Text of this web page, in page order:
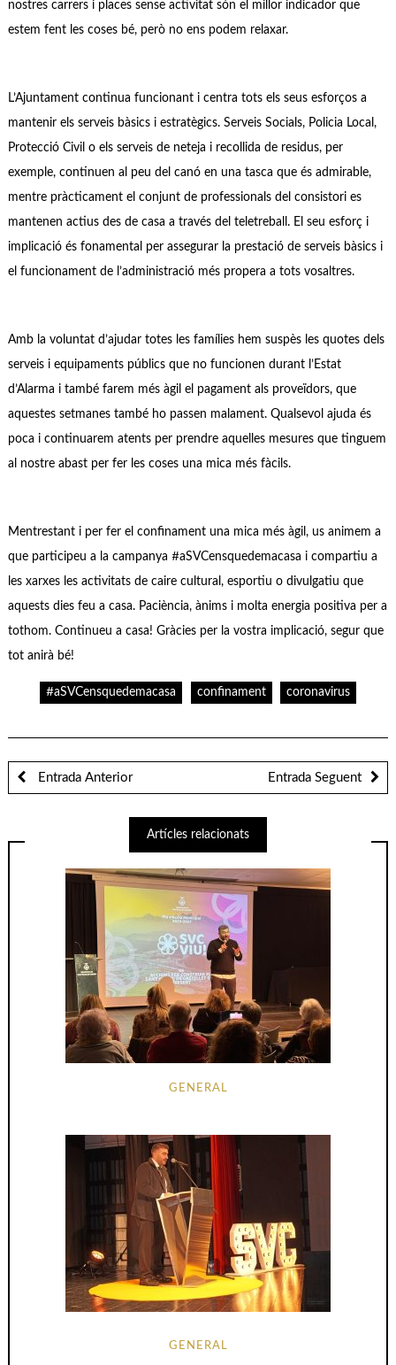
nostres carrers i places sense activitat són el millor indicador que
estem fent les coses bé, però no ens podem relaxar.
L’Ajuntament continua funcionant i centra tots els seus esforços a
mantenir els serveis bàsics i estratègics. Serveis Socials, Policia Local,
Protecció Civil o els serveis de neteja i recollida de residus, per
exemple, continuen al peu del canó en una tasca que és admirable,
mentre pràcticament el conjunt de professionals del consistori es
mantenen actius des de casa a través del teletreball. El seu esforç i
implicació és fonamental per assegurar la prestació de serveis bàsics i
el funcionament de l’administració més propera a tots vosaltres.
Amb la voluntat d’ajudar totes les famílies hem suspès les quotes dels
serveis i equipaments públics que no funcionen durant l’Estat
d’Alarma i també farem més àgil el pagament als proveïdors, que
aquestes setmanes també ho passen malament. Qualsevol ajuda és
poca i continuarem atents per prendre aquelles mesures que tinguem
al nostre abast per fer les coses una mica més fàcils.
Mentrestant i per fer el confinament una mica més àgil, us animem a
que participeu a la campanya #aSVCensquedemacasa i compartiu a
les xarxes les activitats de caire cultural, esportiu o divulgatiu que
aquests dies feu a casa. Paciència, ànims i molta energia positiva per a
tothom. Continueu a casa! Gràcies per la vostra implicació, segur que
tot anirà bé!
#aSVCensquedemacasa confinament coronavirus
Entrada Anterior Entrada Seguent
Artícles relacionats
GENERAL
GENERAL